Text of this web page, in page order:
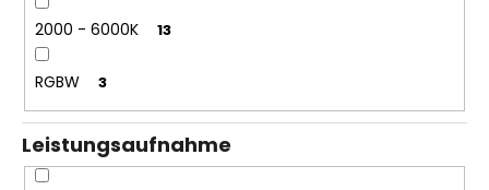
2000 - 6000K 13
RGBW 3
Leistungsaufnahme